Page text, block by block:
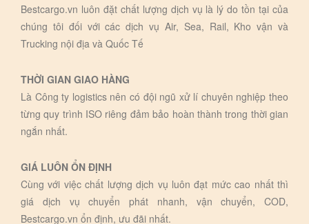
Bestcargo.vn luôn đặt chất lượng dịch vụ là lý do tồn tại của
chúng tôi đối với các dịch vụ Air, Sea, Rail, Kho vận và
Trucking nội địa và Quốc Tế
THỜI GIAN GIAO HÀNG
Là Công ty logistics nên có đội ngũ xử lí chuyên nghiệp theo
từng quy trình ISO riêng đảm bảo hoàn thành trong thời gian
ngắn nhất.
GIÁ LUÔN ỔN ĐỊNH
Cùng với việc chất lượng dịch vụ luôn đạt mức cao nhất thì
giá dịch vụ chuyển phát nhanh, vận chuyển, COD,
Bestcargo.vn ổn định, ưu đãi nhất.